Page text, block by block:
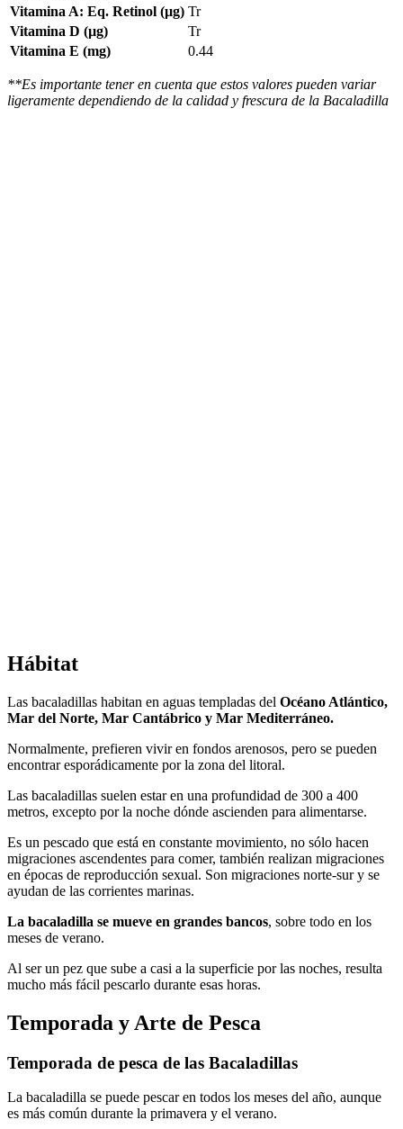
Vitamina A: Eq. Retinol (µg) Tr
Vitamina D (µg)
Tr
Vitamina E (mg)
0.44
**Es importante tener en cuenta que estos valores pueden variar
ligeramente dependiendo de la calidad y frescura de la Bacaladilla
Hábitat
Las bacaladillas habitan en aguas templadas del Océano Atlántico,
Mar del Norte, Mar Cantábrico y Mar Mediterráneo.
Normalmente, prefieren vivir en fondos arenosos, pero se pueden
encontrar esporádicamente por la zona del litoral.
Las bacaladillas suelen estar en una profundidad de 300 a 400
metros, excepto por la noche dónde ascienden para alimentarse.
Es un pescado que está en constante movimiento, no sólo hacen
migraciones ascendentes para comer, también realizan migraciones
en épocas de reproducción sexual. Son migraciones norte-sur y se
ayudan de las corrientes marinas.
La bacaladilla se mueve en grandes bancos, sobre todo en los
meses de verano.
Al ser un pez que sube a casi a la superficie por las noches, resulta
mucho más fácil pescarlo durante esas horas.
Temporada y Arte de Pesca
Temporada de pesca de las Bacaladillas
La bacaladilla se puede pescar en todos los meses del año, aunque
es más común durante la primavera y el verano.